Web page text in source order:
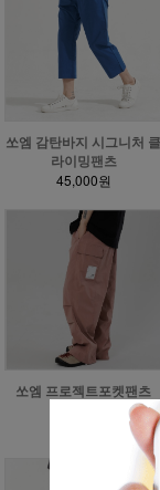
쏘엠 감탄바지 시그니처 클
라이밍팬츠
45,000원
쏘엠 프로젝트포켓팬츠